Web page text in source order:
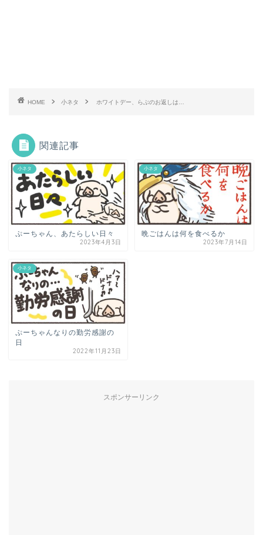
HOME 小ネタ ホワイトデー、らぶのお返しは…
関連記事
小ネタ
ぷーちゃん、あたらしい日々
2023年4月3日
小ネタ
晩ごはんは何を食べるか
2023年7月14日
小ネタ
ぷーちゃんなりの勤労感謝の
日
2022年11月23日
スポンサーリンク